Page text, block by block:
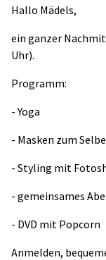
Hallo Mädels,
ein ganzer
Uhr).
Programm:
- Yoga
- Masken zum
- Styling mit
- gemeinsames
- DVD mit Popcorn
Anmelden,